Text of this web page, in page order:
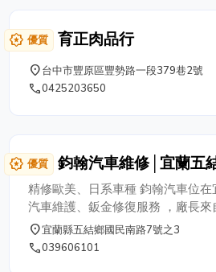
award_star 優質 育正肉品行
place台中市豐原區豐勢路一段379巷2號
phone0425203650
award_star 優質 鈞翰汽車維修│宜蘭五
精修歐美、日系車種 鈞翰汽車位
汽車維護、鈑金修復服務 ，廠長
隊，廠內有原廠電腦設備，精修歐
Google評論上擁有高達4.2顆星的
place宜蘭縣五結鄉國民南路7號之3
phone039606101